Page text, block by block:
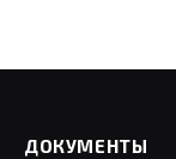
ДОКУМЕНТЫ